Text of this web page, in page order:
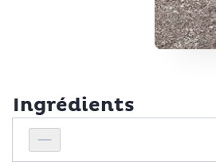
Ingrédients
Réduire le nombre de personnes
Personnes